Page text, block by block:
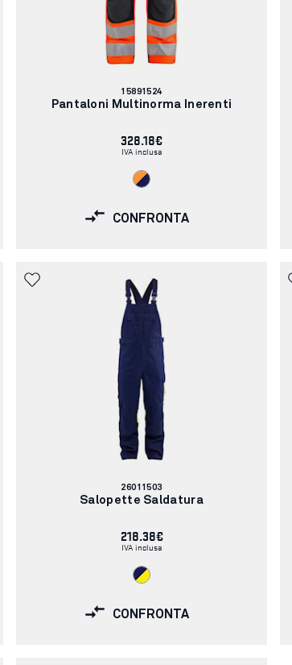
Codice
articolo:
15891524
Pantaloni Multinorma Inerenti
328.18€
IVA inclusa
CONFRONTA
Codice
articolo:
26011503
Salopette Saldatura
218.38€
IVA inclusa
CONFRONTA